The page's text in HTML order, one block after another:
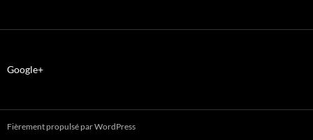
Google+
Fièrement propulsé par WordPress